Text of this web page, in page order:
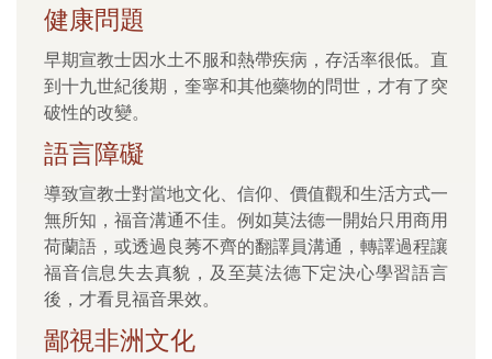
健康問題
早期宣教士因水土不服和熱帶疾病，存活率很低。直
到十九世紀後期，奎寧和其他藥物的問世，才有了突
破性的改變。
語言障礙
導致宣教士對當地文化、信仰、價值觀和生活方式一
無所知，福音溝通不佳。例如莫法德一開始只用商用
荷蘭語，或透過良莠不齊的翻譯員溝通，轉譯過程讓
福音信息失去真貌，及至莫法德下定決心學習語言
後，才看見福音果效。
鄙視非洲文化